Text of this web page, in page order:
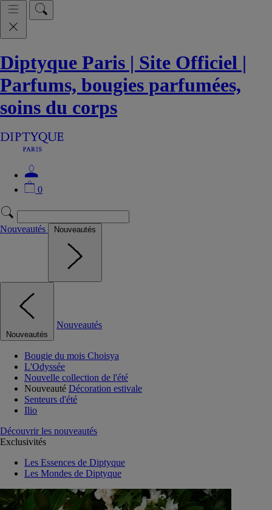
Diptyque Paris | Site Officiel |
Parfums, bougies parfumées,
soins du corps
0
Nouveautés Nouveautés
Nouveautés
Nouveautés
Bougie du mois Choisya
L'Odyssée
Nouvelle collection de l'été
Nouveauté Décoration estivale
Senteurs d'été
Ilio
Découvrir les nouveautés
Exclusivités
Les Essences de Diptyque
Les Mondes de Diptyque